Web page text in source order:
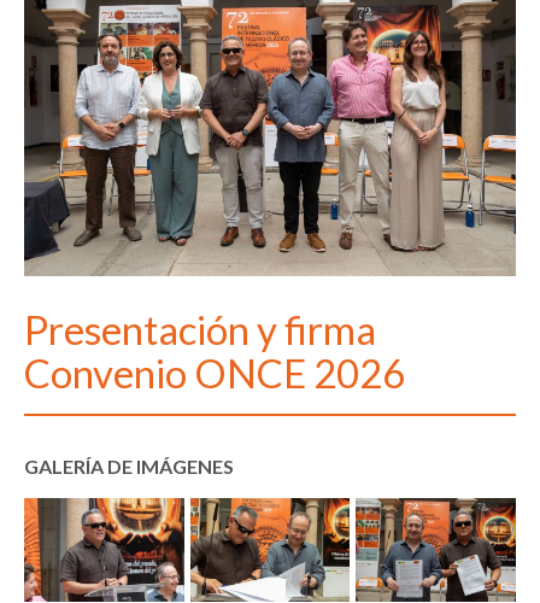
Presentación y firma
Convenio ONCE 2026
GALERÍA DE IMÁGENES